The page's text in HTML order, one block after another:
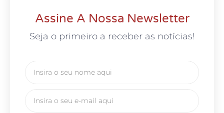
Assine A Nossa Newsletter
Seja o primeiro a receber as notícias!